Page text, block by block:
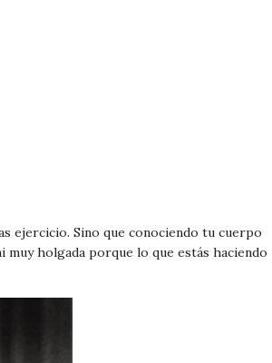
ejercicio. Sino que conociendo tu cuerpo
holgada porque lo que estás haciendo